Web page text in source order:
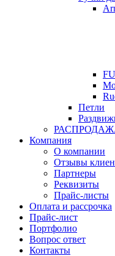
Петли
Компания
О компании
Отзывы
Партнеры
Реквизиты
Прайс-листы
Оплата и рассрочка
Прайс-лист
Портфолио
Вопрос ответ
Контакты